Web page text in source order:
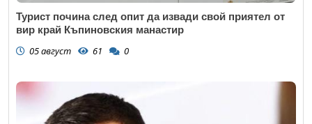
Турист почина след опит да извади свой приятел от
вир край Къпиновския манастир
05 август 61 0